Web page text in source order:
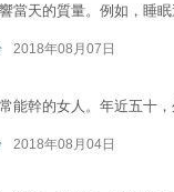
當天的質量。例如，睡
2018年08月07日
能幹的女人。年近五十
2018年08月04日